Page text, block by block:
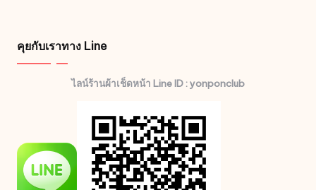
คุยกับเราทาง Line
ไลน์ร้านผ้าเช็ดหน้า Line ID : yonponclub